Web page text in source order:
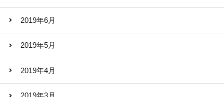
2019年6月
2019年5月
2019年4月